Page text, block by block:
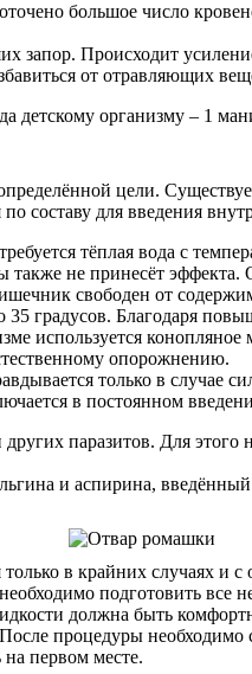
большое число
Происходит
от отравляющих
детскому организму – 1
цели.
составу для введения
тёплая вода с
не принесёт эффекта.
свободен от
градусов. Благодаря
используется
опорожнению.
только в случае
в постоянном
паразитов. Для
и аспирина,
в крайних случаях
подготовить
должна быть
процедуры
на первом месте.